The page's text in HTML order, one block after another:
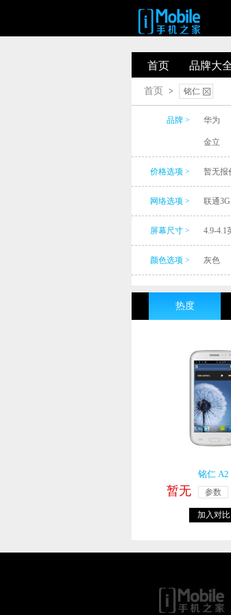
首页 品牌大
首页 > 铭仁
品牌 > 华为
金立
价格选项 > 暂无报
网络选项 > 联通3G
屏幕尺寸 > 4.9-4.1
颜色选项 > 灰色
热度
铭仁 A2
暂无 参数
加入对比